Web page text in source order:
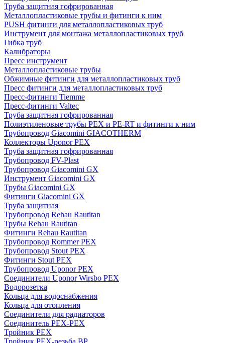
Труба защитная гофрированная
Металлопластиковые трубы и фитинги к ним
PUSH фитинги для металлопластиковых труб
Инструмент для монтажа металлопластиковых труб
Гибка труб
Калибраторы
Пресс инструмент
Металлопластиковые трубы
Обжимные фитинги для металлопластиковых труб
Пресс фитинги для металлопластиковых труб
Пресс-фитинги Tiemme
Пресс-фитинги Valtec
Труба защитная гофрированная
Полиэтиленовые трубы PEX и PE-RT и фитинги к ним
Трубопровод Giacomini GIACOTHERM
Коллекторы Uponor PEX
Труба защитная гофрированная
Трубопровод FV-Plast
Трубопровод Giacomini GX
Инструмент Giacomini GX
Трубы Giacomini GX
Фитинги Giacomini GX
Труба защитная
Трубопровод Rehau Rautitan
Трубы Rehau Rautitan
Фитинги Rehau Rautitan
Трубопровод Rommer PEX
Трубопровод Stout PEX
Фитинги Stout PEX
Трубопровод Uponor PEX
Соединители Uponor Wirsbo PEX
Водорозетка
Кольца для водоснабжения
Кольца для отопления
Соединители для радиаторов
Соединитель PEX-PEX
Тройник PEX
Тройник PEX-резьба ВР